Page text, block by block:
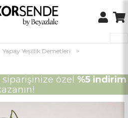
Yapay Yeşillik Demetleri
>
özel %5 indirim